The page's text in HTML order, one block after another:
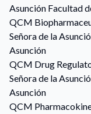
Asunción Facultad
QCM
Señora de la
Asunción
QCM Drug
Señora de la
Asunción
QCM